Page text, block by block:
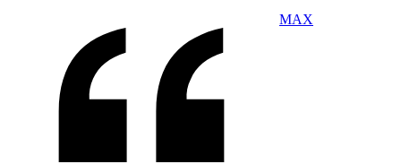
MAX